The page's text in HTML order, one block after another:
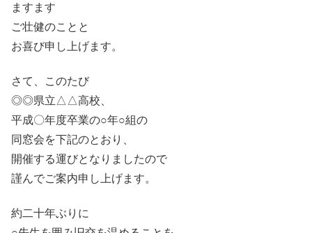
ますます
ご壮健のことと
お喜び申し上げます。
さて、このたび
◎◎県立△△高校、
平成〇年度卒業の○年○組の
同窓会を下記のとおり、
開催する運びとなりましたので
謹んでご案内申し上げます。
約二十年ぶりに